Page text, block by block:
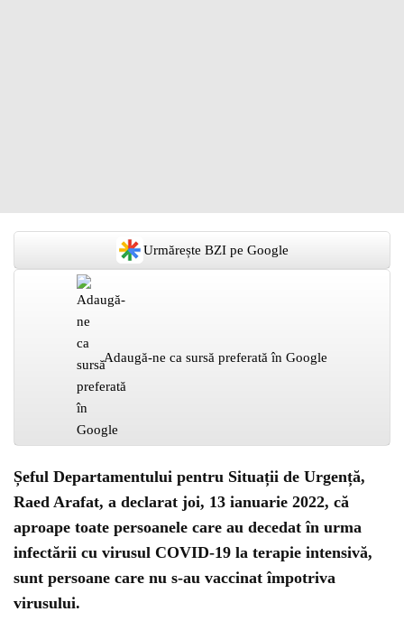
Urmărește BZI pe Google
Adaugă-ne ca sursă preferată în Google
Șeful Departamentului pentru Situații de Urgență,
Raed Arafat, a declarat joi, 13 ianuarie 2022, că
aproape toate persoanele care au decedat în urma
infectării cu virusul COVID-19 la terapie intensivă,
sunt persoane care nu s-au vaccinat împotriva
virusului.